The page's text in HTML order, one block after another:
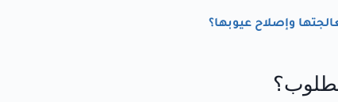
وإصلاح عيوبها؟